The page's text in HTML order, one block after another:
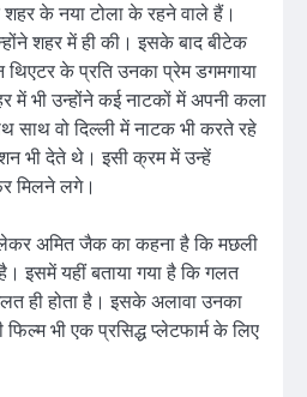
के नया टोला के रहने वाले हैं।
शहर में ही की। इसके बाद बीटेक
के प्रति उनका प्रेम डगमगाया
में भी उन्होंने कई नाटकों में अपनी कला
साथ वो दिल्ली में नाटक भी करते रहे
भी देते थे। इसी क्रम में उन्हें
मिलने लगे।
अमित जैक का कहना है कि मछली
इसमें यहीं बताया गया है कि गलत
ही होता है। इसके अलावा उनका
भी एक प्रसिद्ध प्लेटफार्म के लिए